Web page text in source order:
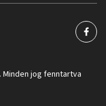
jog fenntartva